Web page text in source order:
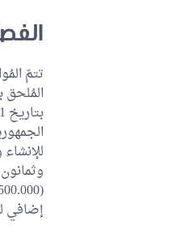
تتمّ
المُلحق
إضافي